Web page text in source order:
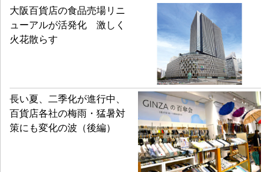
大阪百貨店の食品売場リニ
ューアルが活発化 激しく
火花散らす
長い夏、二季化が進行中、
百貨店各社の梅雨・猛暑対
策にも変化の波（後編）